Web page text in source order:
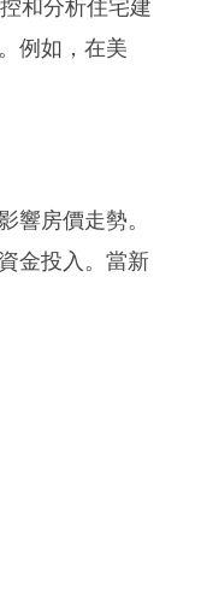
和分析住宅建
例如，在美
響房價走勢。
金投入。當新